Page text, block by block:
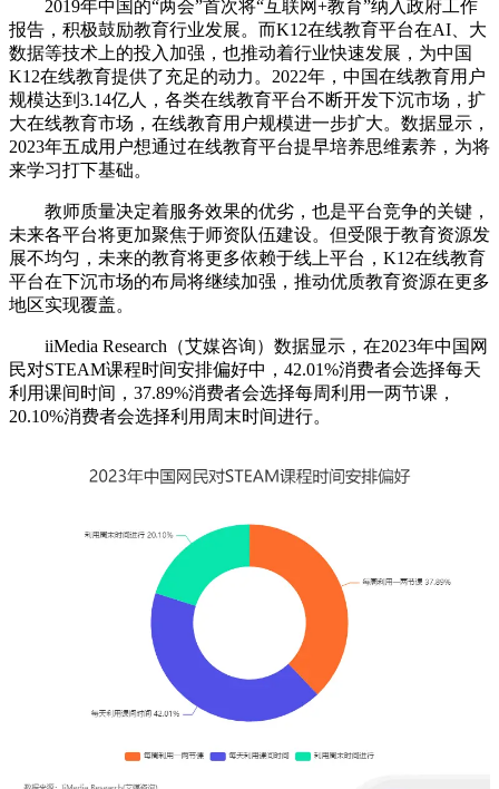
2019年中国的“两会”首次将“互联网+教育”纳入政府工作
报告，积极鼓励教育行业发展。而K12在线教育平台在AI、大
数据等技术上的投入加强，也推动着行业快速发展，为中国
K12在线教育提供了充足的动力。2022年，中国在线教育用户
规模达到3.14亿人，各类在线教育平台不断开发下沉市场，扩
大在线教育市场，在线教育用户规模进一步扩大。数据显示，
2023年五成用户想通过在线教育平台提早培养思维素养，为将
来学习打下基础。
教师质量决定着服务效果的优劣，也是平台竞争的关键，
未来各平台将更加聚焦于师资队伍建设。但受限于教育资源发
展不均匀，未来的教育将更多依赖于线上平台，K12在线教育
平台在下沉市场的布局将继续加强，推动优质教育资源在更多
地区实现覆盖。
iiMedia Research（艾媒咨询）数据显示，在2023年中国网
民对STEAM课程时间安排偏好中，42.01%消费者会选择每天
利用课间时间，37.89%消费者会选择每周利用一两节课，
20.10%消费者会选择利用周末时间进行。